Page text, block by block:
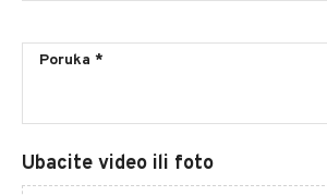
Ubacite video ili foto